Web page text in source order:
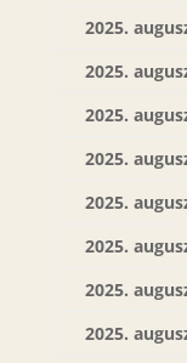
2025.
2025.
2025.
2025.
2025.
2025.
2025.
2025.